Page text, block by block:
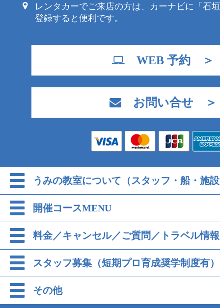
レンタカーでご来店の方は、カーナビに「石
登録すると便利です。
WEB 予約 ＞
お問い合せ ＞
うみの教室について（スタッフ・船・施
開催コースMENU
料金／キャンセル／ご質問／トラベル情報
スタッフ募集（短期プロ育成奨学制度有）
その他